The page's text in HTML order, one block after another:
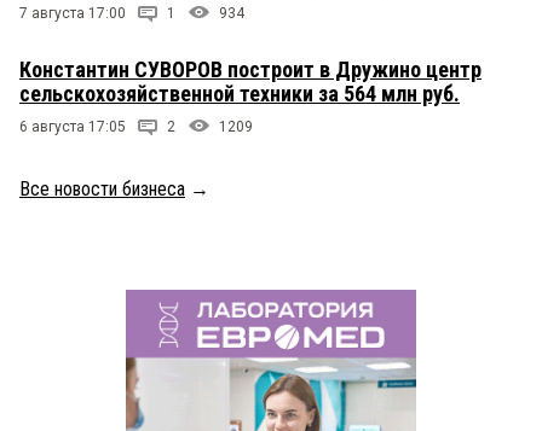
7 августа 17:00 1 934
Константин СУВОРОВ построит в Дружино центр
сельскохозяйственной техники за 564 млн руб.
6 августа 17:05 2 1209
Все новости бизнеса →